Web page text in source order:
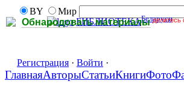
Обнародовать материалы
BY
Мир
БИБЛИОТЕКАБеларуси
Регистрация · Войти ·
ГлавнаяАвторыСтатьиКнигиФото